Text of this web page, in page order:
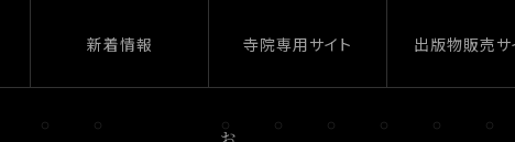
新着情報 寺院専用サイト 出版物販売サ